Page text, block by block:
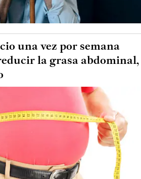
una vez por semana
la grasa abdominal,